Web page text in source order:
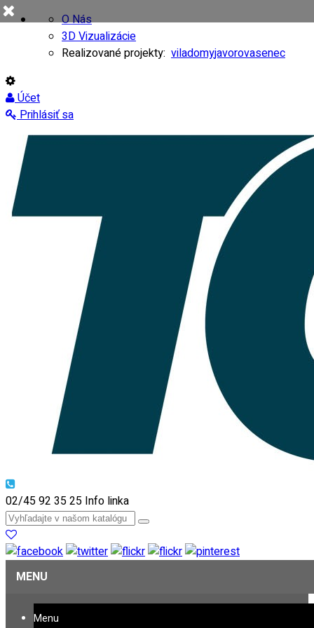
O Nás
3D Vizualizácie
Realizované projekty: viladomyjavorovasenec
Účet
Prihlásiť sa
02/45 92 35 25 Info linka
MENU
Menu